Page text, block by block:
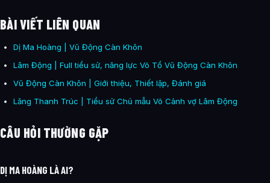
BÀI VIẾT LIÊN QUAN
Dị Ma Hoàng | Vũ Động Càn Khôn
Lâm Động | Full tiểu sử, năng lực Võ Tổ Vũ Động Càn Khôn
Vũ Động Càn Khôn | Giới thiệu, Thiết lập, Đánh giá
Lăng Thanh Trúc | Tiểu sử Chủ mẫu Võ Cảnh vợ Lâm Động
CÂU HỎI THƯỜNG GẶP
DỊ MA HOÀNG LÀ AI?